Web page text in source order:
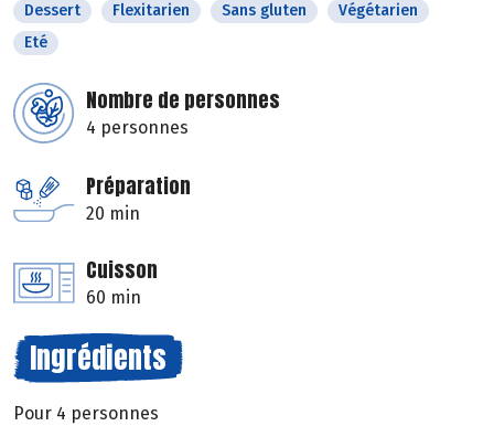
Dessert Flexitarien Sans gluten
Végétarien
Eté
Nombre de personnes
4 personnes
Préparation
20 min
Cuisson
60 min
Ingrédients
Pour 4 personnes